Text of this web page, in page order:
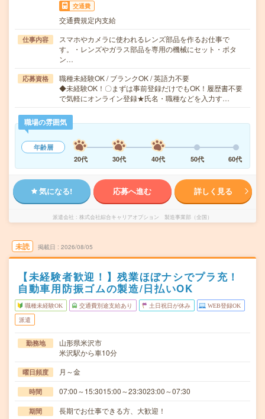
交通費
交通費規定内支給
仕事内容
スマホやカメラに使われるレンズ部品を作るお仕事で
す。・レンズやガラス部品を専用の機械にセット・ボタ
ン…
応募資格
職種未経験OK / ブランクOK / 英語力不要
◆未経験OK！〇まずは事前登録だけでもOK！履歴書不要
で気軽にオンライン登録★氏名・職種などを入力す…
職場の雰囲気
年齢層
20代
30代 40代 50代 60代
気になる! 応募へ進む 詳しく見る
派遣会社 株式会社綜合キャリアオプション 製造事業部（全国）
未読 掲載日 2026/08/05
【未経験者歓迎！】残業ほぼナシでプラ充！
自動車用防振ゴムの製造/日払いOK
職種未経験OK 交通費別途支給あり 土日祝日が休み WEB登録OK
派遣
勤務地
山形県米沢市
米沢駅から車10分
曜日頻度 月～金
時間 07:00～15:3015:00～23:3023:00～07:30
期間 長期でお仕事できる方、大歓迎！